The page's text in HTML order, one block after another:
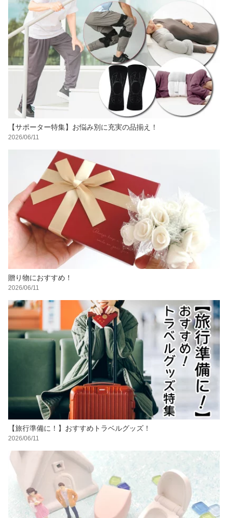
【サポーター特集】お悩み別に充実の品揃え！
2026/06/11
贈り物におすすめ！
2026/06/11
【旅行準備に！】おすすめトラベルグッズ！
2026/06/11